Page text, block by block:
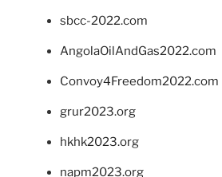
sbcc-2022.com
AngolaOilAndGas2022.com
Convoy4Freedom2022.com
grur2023.org
hkhk2023.org
napm2023.org